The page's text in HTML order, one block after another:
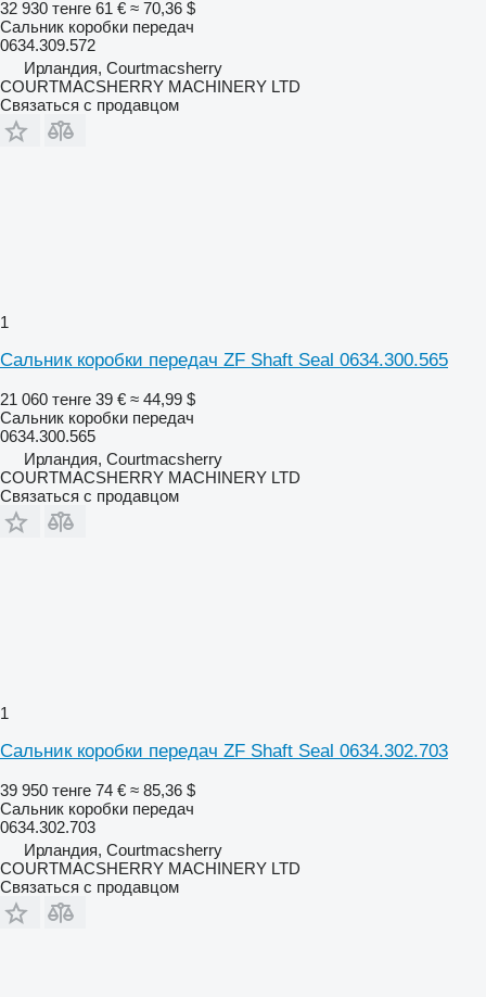
32 930 тенге 61 € ≈ 70,36 $
Сальник коробки передач
0634.309.572
Ирландия, Courtmacsherry
COURTMACSHERRY MACHINERY LTD
Связаться с продавцом
1
Сальник коробки передач ZF Shaft Seal 0634.300.565
21 060 тенге 39 € ≈ 44,99 $
Сальник коробки передач
0634.300.565
Ирландия, Courtmacsherry
COURTMACSHERRY MACHINERY LTD
Связаться с продавцом
1
Сальник коробки передач ZF Shaft Seal 0634.302.703
39 950 тенге 74 € ≈ 85,36 $
Сальник коробки передач
0634.302.703
Ирландия, Courtmacsherry
COURTMACSHERRY MACHINERY LTD
Связаться с продавцом